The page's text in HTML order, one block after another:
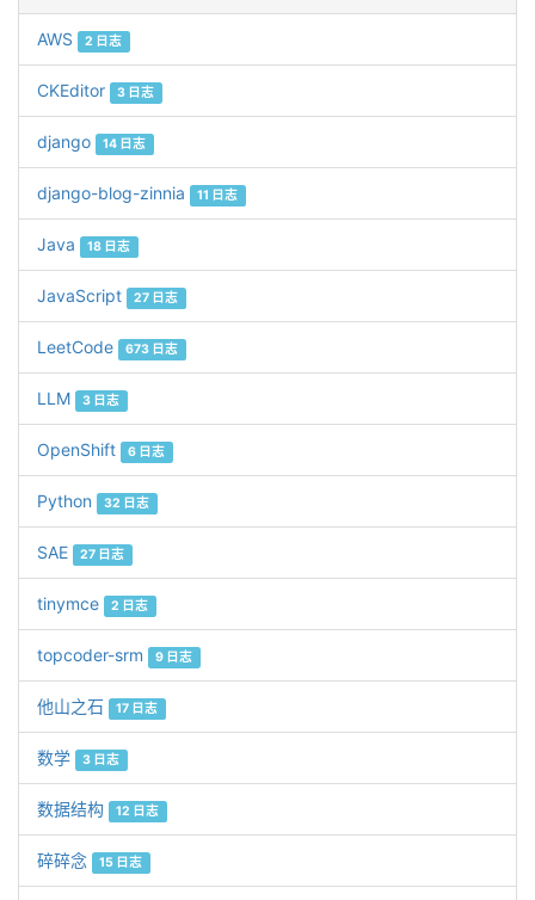
AWS 2 日志
CKEditor 3 日志
django 14 日志
django-blog-zinnia 11 日志
Java 18 日志
JavaScript 27 日志
LeetCode 673 日志
LLM 3 日志
OpenShift 6 日志
Python 32 日志
SAE 27 日志
tinymce 2 日志
topcoder-srm 9 日志
他山之石 17 日志
数学 3 日志
数据结构 12 日志
碎碎念 15 日志